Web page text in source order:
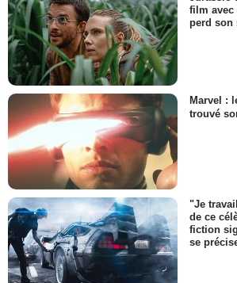
film avec
perd son
Marvel :
trouvé
"Je
de ce
fiction
se